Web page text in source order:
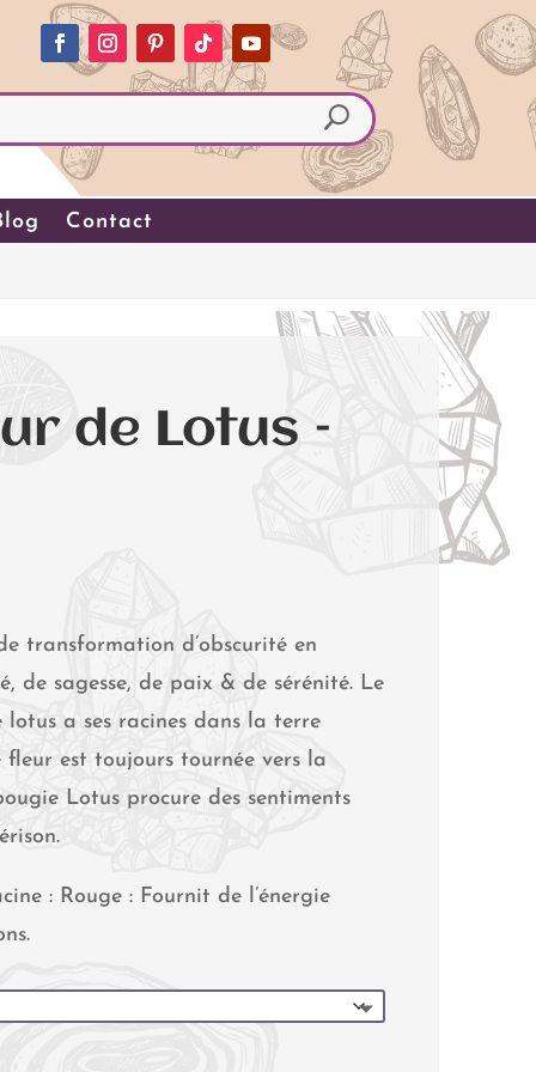
Contact
de Lotus –
transformation d’obscurité en
de sagesse, de paix & de sérénité. Le
a ses racines dans la terre
fleur est toujours tournée vers la
Lotus procure des sentiments
: Rouge : Fournit de l’énergie